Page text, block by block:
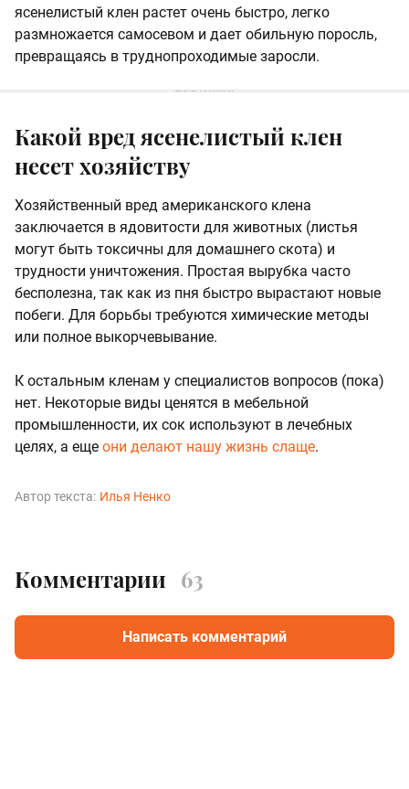
ясенелистый клен растет очень быстро, легко
размножается самосевом и дает обильную поросль,
превращаясь в труднопроходимые заросли.
Какой вред ясенелистый клен
несет хозяйству
Хозяйственный вред американского клена
заключается в ядовитости для животных (листья
могут быть токсичны для домашнего скота) и
трудности уничтожения. Простая вырубка часто
бесполезна, так как из пня быстро вырастают новые
побеги. Для борьбы требуются химические методы
или полное выкорчевывание.
К остальным кленам у специалистов вопросов (пока)
нет. Некоторые виды ценятся в мебельной
промышленности, их сок используют в лечебных
целях, а еще они делают нашу жизнь слаще.
Автор текста: Илья Ненко
Комментарии 63
Написать комментарий